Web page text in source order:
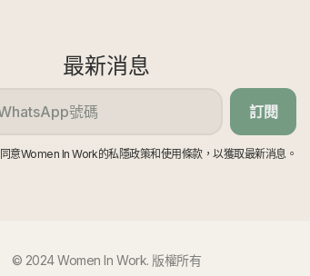
最新消息
訂閱
意Women In Work的私隱政策和使用條款，以獲取最新消息。
© 2024 Women In Work. 版權所有